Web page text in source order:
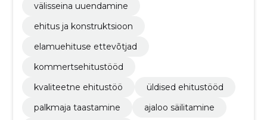
välisseina uuendamine
ehitus ja konstruktsioon
elamuehituse ettevõtjad
kommertsehitustööd
kvaliteetne ehitustöö
üldised ehitustööd
palkmaja taastamine
ajaloo säilitamine